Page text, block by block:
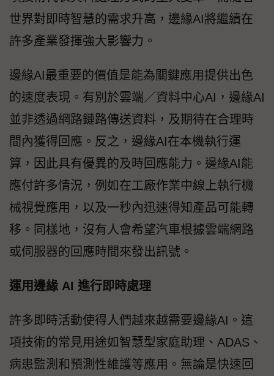
世界對即時智慧的需求升高，邊緣AI將繼續在
許多產業發揮強大影響力。
邊緣AI最重要的價值是能為關鍵應用提供出色
的速度表現。有別於雲端／資料中心AI，邊緣AI
並非透過網路鏈路傳送資料，及期待在合理時
間內獲得回應。反之，邊緣AI在本機執行運
算，因此具有優異的及時回應能力。邊緣AI能
應付許多情況，例如在工廠作業中線上執行機
械視覺應用，以及一秒內迅速得知產品可能轉
移。同樣地，沒有人會希望汽車根據雲端網路
或伺服器的回應時間來發出訊號。
運用邊緣 AI 進行即時處理
許多即時活動使得人們越來越需要邊緣AI。這
項技術的常見用途如智慧型家庭助理、ADAS、
病患監測和預測性維護等應用。無論是快速回